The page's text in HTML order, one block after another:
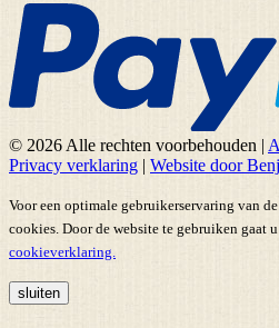
© 2026 Alle rechten voorbehouden |
Privacy verklaring | Website door
Voor een optimale gebruikerservaring van
cookies. Door de website te gebruiken gaat
cookieverklaring.
sluiten